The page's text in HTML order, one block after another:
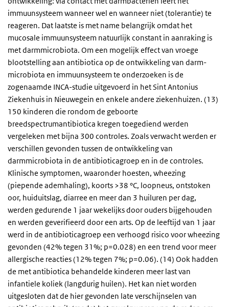
immuunsysteem wanneer wel en wanneer niet (tolerantie) te
reageren. Dat laatste is met name belangrijk omdat het
mucosale immuunsysteem natuurlijk constant in aanraking is
met darmmicrobiota. Om een mogelijk effect van vroege
blootstelling aan antibiotica op de ontwikkeling van darm-
microbiota en immuunsysteem te onderzoeken is de
zogenaamde INCA-studie uitgevoerd in het Sint Antonius
Ziekenhuis in Nieuwegein en enkele andere ziekenhuizen. (13)
150 kinderen die rondom de geboorte
breedspectrumantibiotica kregen toegediend werden
vergeleken met bijna 300 controles. Zoals verwacht werden er
verschillen gevonden tussen de ontwikkeling van
darmmicrobiota in de antibioticagroep en in de controles.
Klinische symptomen, waaronder hoesten, wheezing
(piepende ademhaling), koorts >38 °C, loopneus, ontstoken
oor, huiduitslag, diarree en meer dan 3 huiluren per dag,
werden gedurende 1 jaar wekelijks door ouders bijgehouden
en werden geverifieerd door een arts. Op de leeftijd van 1 jaar
werd in de antibioticagroep een verhoogd risico voor wheezing
gevonden (42% tegen 31%; p=0.028) en een trend voor meer
allergische reacties (12% tegen 7%; p=0.06). (14) Ook hadden
de met antibiotica behandelde kinderen meer last van
infantiele koliek (langdurig huilen). Het kan niet worden
uitgesloten dat de hier gevonden late verschijnselen van